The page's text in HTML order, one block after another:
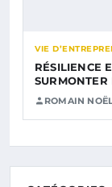
VIE
RÉSILIENCE
SURMONTER
ROMAIN